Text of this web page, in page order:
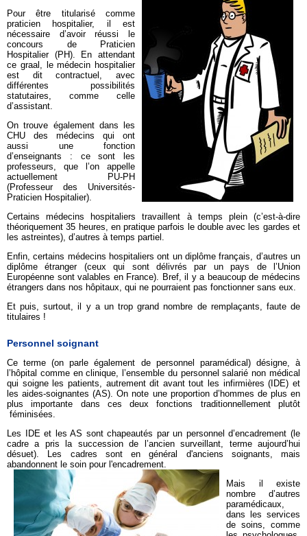
Pour être titularisé comme
praticien hospitalier, il est
nécessaire d’avoir réussi le
concours de Praticien
Hospitalier (PH). En attendant
ce graal, le médecin hospitalier
est dit contractuel, avec
différentes possibilités
statutaires, comme celle
d’assistant.
On trouve également dans les
CHU des médecins qui ont
aussi une fonction
d’enseignants : ce sont les
professeurs, que l’on appelle
actuellement PU-PH
(Professeur des Universités-
Praticien Hospitalier).
Certains médecins hospitaliers travaillent à temps plein (c’est-à-dire
théoriquement 35 heures, en pratique parfois le double avec les gardes et
les astreintes), d’autres à temps partiel.
Enfin, certains médecins hospitaliers ont un diplôme français, d’autres un
diplôme étranger (ceux qui sont délivrés par un pays de l’Union
Européenne sont valables en France). Bref, il y a beaucoup de médecins
étrangers dans nos hôpitaux, qui ne pourraient pas fonctionner sans eux.
Et puis, surtout, il y a un trop grand nombre de remplaçants, faute de
titulaires !
Personnel soignant
Ce terme (on parle également de personnel paramédical) désigne, à
l’hôpital comme en clinique, l’ensemble du personnel salarié non médical
qui soigne les patients, autrement dit avant tout les infirmières (IDE) et
les aides-soignantes (AS). On note une proportion d’hommes de plus en
plus importante dans ces deux fonctions traditionnellement plutôt
féminisées.
Les IDE et les AS sont chapeautés par un personnel d’encadrement (le
cadre a pris la succession de l’ancien surveillant, terme aujourd’hui
désuet). Les cadres sont en général d'anciens soignants, mais
abandonnent le soin pour l'encadrement.
Mais il existe
nombre d’autres
paramédicaux,
dans les services
de soins, comme